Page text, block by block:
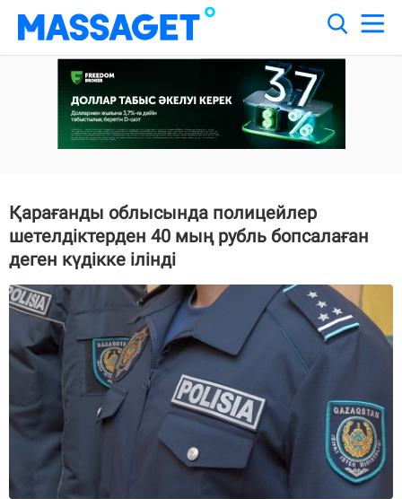
Қарағанды облысында полицейлер
шетелдіктерден 40 мың рубль бопсалаған
деген күдікке ілінді